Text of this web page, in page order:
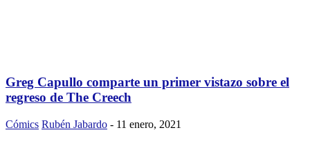
Greg Capullo comparte un primer vistazo sobre el
regreso de The Creech
Cómics Rubén Jabardo - 11 enero, 2021